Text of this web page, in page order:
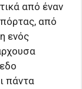
από έναν
από
ενός
πάντα